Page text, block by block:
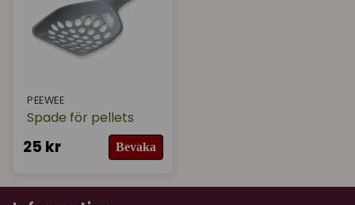
PEEWEE
Spade för pellets
25 kr Bevaka